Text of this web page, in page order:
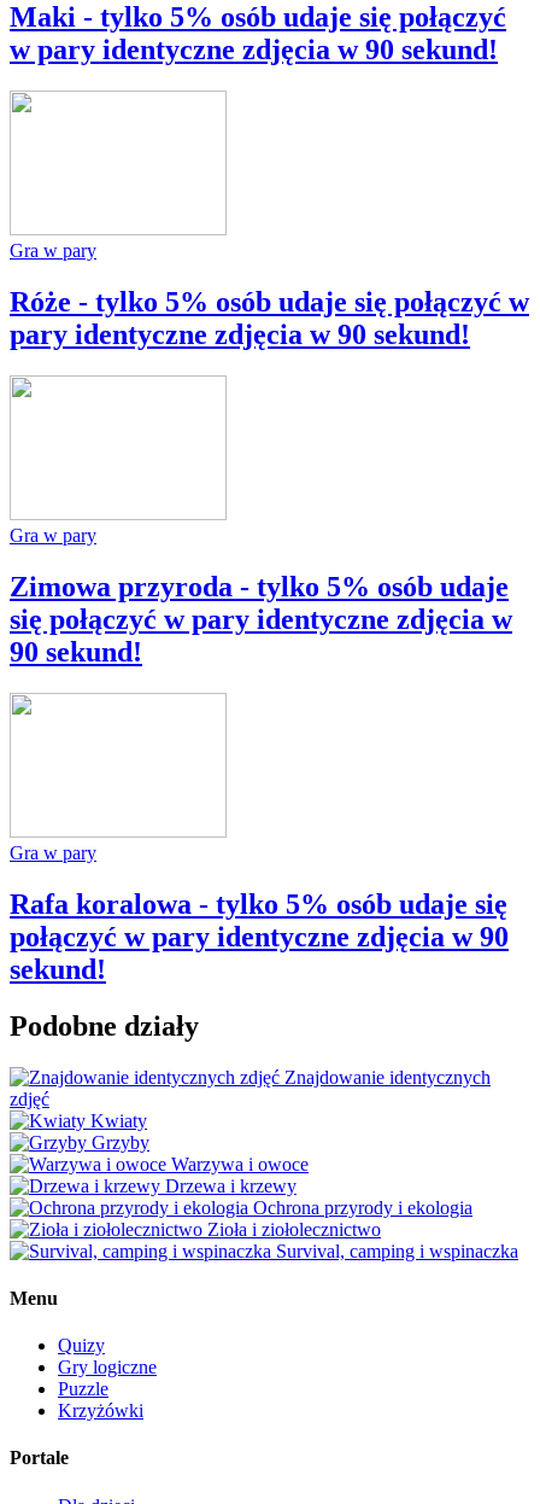
Maki - tylko 5% osób udaje się połączyć
w pary identyczne zdjęcia w 90 sekund!
Gra w pary
Róże - tylko 5% osób udaje się połączyć w
pary identyczne zdjęcia w 90 sekund!
Gra w pary
Zimowa przyroda - tylko 5% osób udaje
się połączyć w pary identyczne zdjęcia w
90 sekund!
Gra w pary
Rafa koralowa - tylko 5% osób udaje się
połączyć w pary identyczne zdjęcia w 90
sekund!
Podobne działy
Znajdowanie identycznych
zdjęć
Kwiaty
Grzyby
Warzywa i owoce
Drzewa i krzewy
Ochrona przyrody i ekologia
Zioła i ziołolecznictwo
Survival, camping i wspinaczka
Menu
Quizy
Gry logiczne
Puzzle
Krzyżówki
Portale